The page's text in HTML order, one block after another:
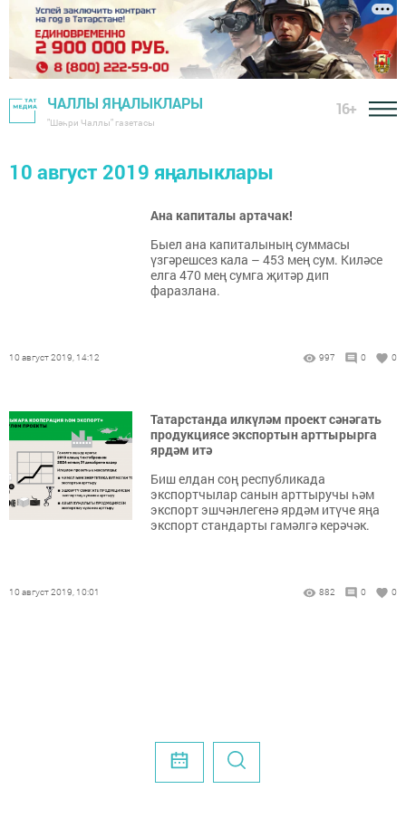
ЧАЛЛЫ ЯҢАЛЫКЛАРЫ
"Шәһри Чаллы" газетасы
16+
10 август 2019 яңалыклары
Ана капиталы артачак!
Быел ана капиталының суммасы
үзгәрешсез кала – 453 мең сум. Киләсе
елга 470 мең сумга җитәр дип
фаразлана.
10 август 2019, 14:12 997 0 0
Татарстанда илкүләм проект сәнәгать
продукциясе экспортын арттырырга
ярдәм итә
Биш елдан соң республикада
экспортчылар санын арттыручы һәм
экспорт эшчәнлегенә ярдәм итүче яңа
экспорт стандарты гамәлгә керәчәк.
10 август 2019, 10:01 882 0 0